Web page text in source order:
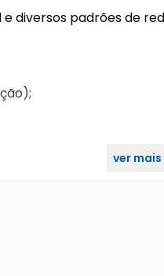
diversos padrões de
ver mais